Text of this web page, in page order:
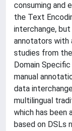
consuming and
the Text
interchange,
annotators with
studies from
Domain
manual
data
multilingual
which has been
based on DSLs